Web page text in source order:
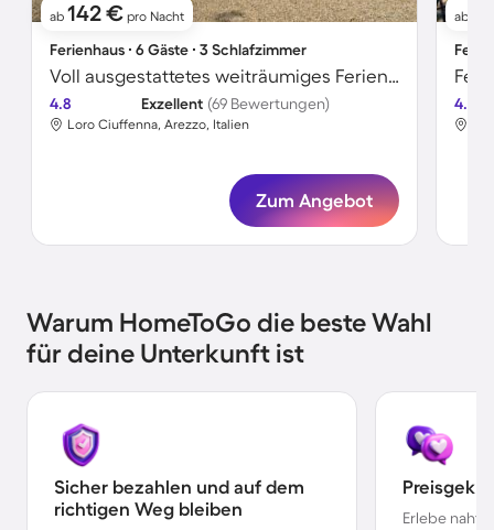
ab 142 € pro Nacht
Ferienhaus ∙ 6 Gäste ∙ 3 Schlafzimmer
Voll ausgestattetes weiträumiges Ferienhaus mit Grill, privatem Pool und Terrasse | Stadtblick
4.8 Exzellent (69 Bewertungen)
Loro Ciuffenna, Arezzo, Italien
Zum Angebot
ab
4.8
Warum HomeToGo die beste Wahl
für deine Unterkunft ist
Sicher bezahlen und auf dem
richtigen Weg bleiben
Erlebe